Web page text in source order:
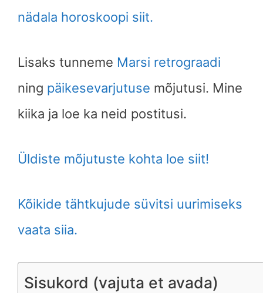
nädala horoskoopi siit.
Lisaks tunneme Marsi retrograadi
ning päikesevarjutuse mõjutusi. Mine
kiika ja loe ka neid postitusi.
Üldiste mõjutuste kohta loe siit!
Kõikide tähtkujude süvitsi uurimiseks
vaata siia.
Sisukord (vajuta et avada)